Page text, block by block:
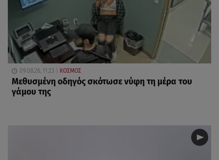
09.08.26, 11:23 ΚΟΣΜΟΣ
Μεθυσμένη οδηγός σκότωσε νύφη τη μέρα του
γάμου της